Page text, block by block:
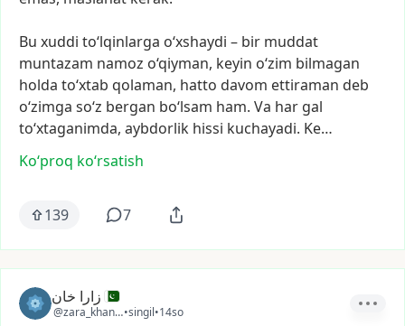
Bu xuddi to‘lqinlarga o‘xshaydi – bir muddat
muntazam namoz o‘qiyman, keyin o‘zim bilmagan
holda to‘xtab qolaman, hatto davom ettiraman deb
o‘zimga so‘z bergan bo‘lsam ham. Va har gal
to‘xtaganimda, aybdorlik hissi kuchayadi. Ke…
Ko‘proq koʻrsatish
139 7
زارا خان
@zara_khan13•singil•14so